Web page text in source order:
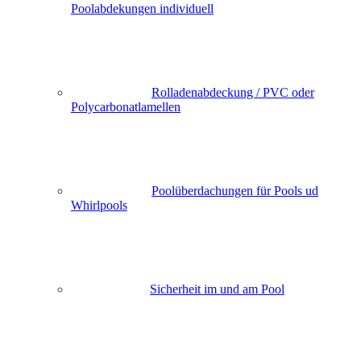
Poolabdekungen individuell
Rolladenabdeckung / PVC oder
Polycarbonatlamellen
Poolüberdachungen für Pools ud
Whirlpools
Sicherheit im und am Pool